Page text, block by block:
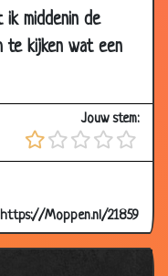
middenin de
te kijken wat een
Jouw stem:
https://Moppen.nl/21859
3.01